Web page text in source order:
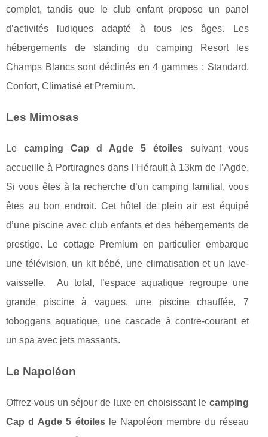
complet, tandis que le club enfant propose un panel
d’activités ludiques adapté à tous les âges. Les
hébergements de standing du camping Resort les
Champs Blancs sont déclinés en 4 gammes : Standard,
Confort, Climatisé et Premium.
Les Mimosas
Lecamping Cap d Agde 5 étoiles suivant vous
accueille à Portiragnes dans l’Hérault à 13km de l’Agde.
Si vous êtes à la recherche d’un camping familial, vous
êtes au bon endroit. Cet hôtel de plein air est équipé
d’une piscine avec club enfants et des hébergements de
prestige. Le cottage Premium en particulier embarque
une télévision, un kit bébé, une climatisation et un lave-
vaisselle. Au total, l’espace aquatique regroupe une
grande piscine à vagues, une piscine chauffée, 7
toboggans aquatique, une cascade à contre-courant et
un spa avec jets massants.
Le Napoléon
Offrez-vous un séjour de luxe en choisissant le camping
Cap d Agde 5 étoilesle Napoléon membre du réseau